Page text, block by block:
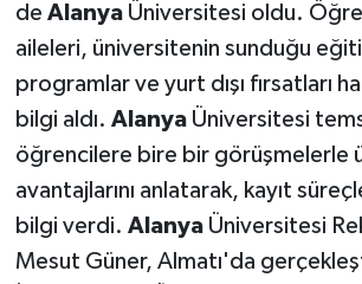
de AlanyaÜniversitesi oldu.
aileleri, üniversitenin sunduğu
programlar ve yurt dışı fırsatları
bilgi aldı. AlanyaÜniversitesi
öğrencilere bire bir görüşmelerle
avantajlarını anlatarak, kayıt
bilgi verdi. AlanyaÜniversitesi
Mesut Güner, Almatı'da